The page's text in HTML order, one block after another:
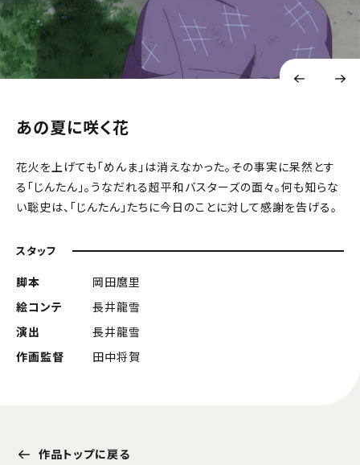
あの夏に咲く花
花火を上げても「めんま」は消えなかった。その事実に呆然とす
る「じんたん」。うなだれる超平和バスターズの面々。何も知らな
い聡史は、「じんたん」たちに今日のことに対して感謝を告げる。
スタッフ
脚本
岡田麿里
絵コンテ
長井龍雪
演出
長井龍雪
作画監督
田中将賀
作品トップに戻る